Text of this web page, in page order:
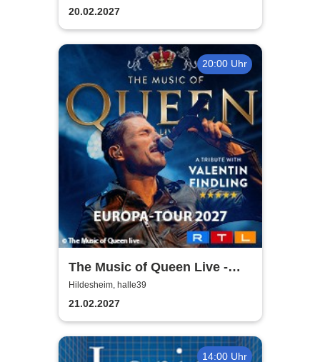
20.02.2027
20:00 Uhr
The Music of Queen Live -
Tour 2027
Hildesheim, halle39
21.02.2027
14:00 Uhr